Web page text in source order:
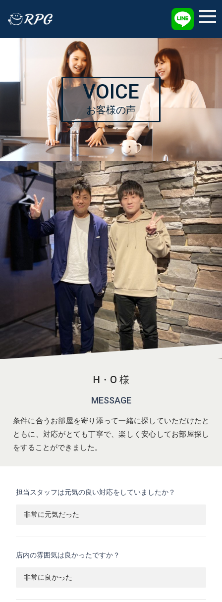
VOICE
お客様の声
H・O 様
MESSAGE
条件に合うお部屋を寄り添って一緒に探していただけたと
ともに、対応がとても丁寧で、楽しく安心してお部屋探し
をすることができました。
担当スタッフは元気の良い対応をしていましたか？
非常に元気だった
店内の雰囲気は良かったですか？
非常に良かった